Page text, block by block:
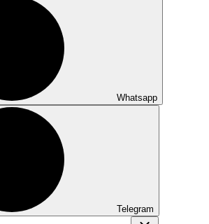
Whatsapp
Telegram